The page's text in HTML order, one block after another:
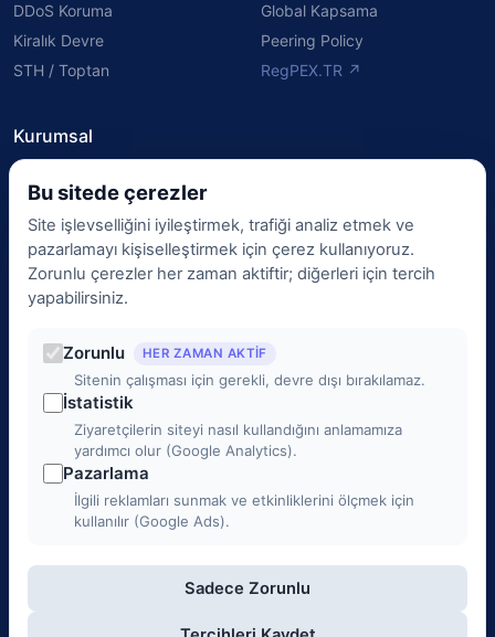
DDoS Koruma
Kiralık Devre
STH / Toptan
Global Kapsama
Peering Policy
RegPEX.TR ↗
Kurumsal
BGYS Politikamız
KVKK Aydınlatma Metni
Çerez Politikası
Veri Sorumlusu
Çerez Tercihleri
0 (312) 988 00 00
Mustafa Kemal Mah. 2141. Cad. No: 33/2, Çankaya / ANKARA
Pazartesi - Cuma 9:00 - 18:00
Bu sitede çerezler
Site işlevselliğini iyileştirmek, trafiği analiz etmek ve
pazarlamayı kişiselleştirmek için çerez kullanıyoruz.
Zorunlu çerezler her zaman aktiftir; diğerleri için tercih
yapabilirsiniz.
Zorunlu HER ZAMAN AKTIF
Sitenin çalışması için gerekli, devre dışı bırakılamaz.
İstatistik
Ziyaretçilerin siteyi nasıl kullandığını anlamamıza
yardımcı olur (Google Analytics).
Pazarlama
İlgili reklamları sunmak ve etkinliklerini ölçmek için
kullanılır (Google Ads).
Sadece Zorunlu